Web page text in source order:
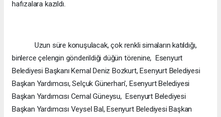
hafızalara kazıldı.
Uzun süre konuşulacak, çok renkli simaların katıldığı,
binlerce çelengin gönderildiği düğün törenine, Esenyurt
Belediyesi Başkanı Kemal Deniz Bozkurt, Esenyurt Belediyesi
Başkan Yardımcısı, Selçuk Günerhan', Esenyurt Belediyesi
Başkan Yardımcısı Cemal Güneysu, Esenyurt Belediyesi
Başkan Yardımcısı Veysel Bal, Esenyurt Belediyesi Başkan